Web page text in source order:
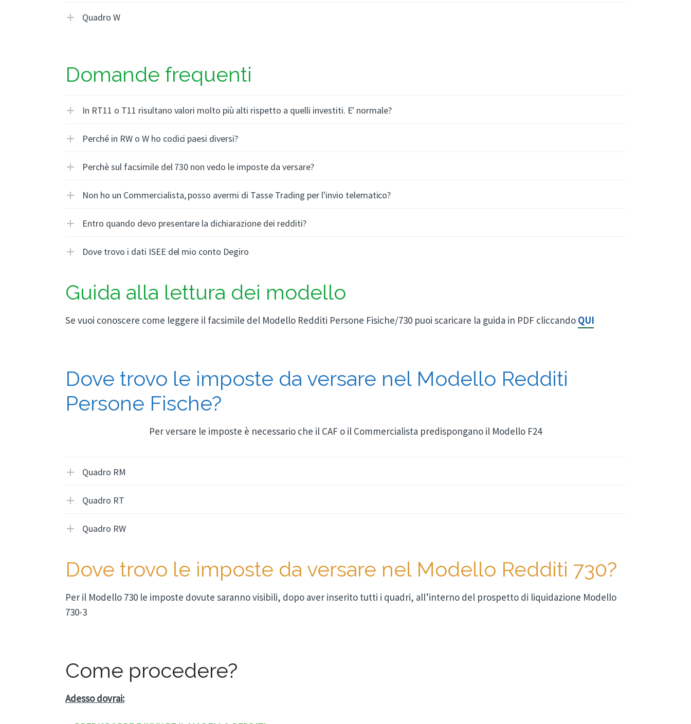
Quadro W
Domande frequenti
In RT11 o T11 risultano valori molto più alti rispetto a quelli investiti. E' normale?
Perché in RW o W ho codici paesi diversi?
Perchè sul facsimile del 730 non vedo le imposte da versare?
Non ho un Commercialista, posso avermi di Tasse Trading per l'invio telematico?
Entro quando devo presentare la dichiarazione dei redditi?
Dove trovo i dati ISEE del mio conto Degiro
Guida alla lettura dei modello
Se vuoi conoscere come leggere il facsimile del Modello Redditi Persone Fisiche/730 puoi scaricare la guida in PDF cliccando QUI
Dove trovo le imposte da versare nel Modello Redditi
Persone Fische?
Per versare le imposte è necessario che il CAF o il Commercialista predispongano il Modello F24
Quadro RM
Quadro RT
Quadro RW
Dove trovo le imposte da versare nel Modello Redditi 730?
Per il Modello 730 le imposte dovute saranno visibili, dopo aver inserito tutti i quadri, all’interno del prospetto di liquidazione Modello
730-3
Come procedere?
Adesso dovrai: